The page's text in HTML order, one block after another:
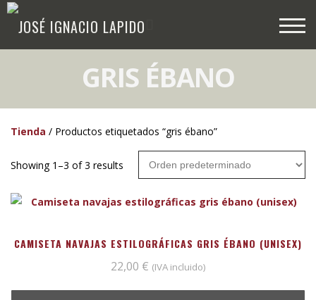
GRIS ÉBANO
Tienda / Productos etiquetados “gris ébano”
Showing 1–3 of 3 results
CAMISETA NAVAJAS ESTILOGRÁFICAS GRIS ÉBANO (UNISEX)
22,00 € (IVA incluido)